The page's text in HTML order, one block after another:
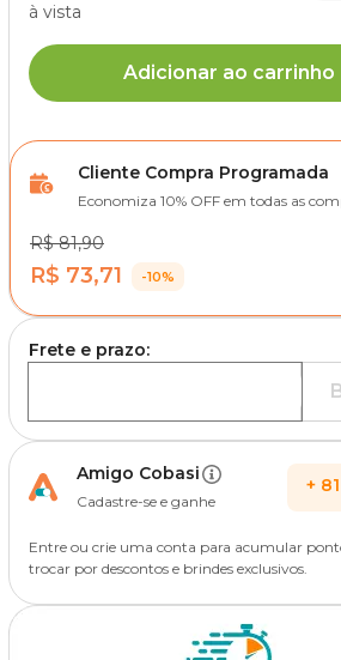
à vista
Adicionar ao carrinho
Cliente Compra Programada
Economiza 10% OFF em todas as
R$ 81,90
R$ 73,71 -10%
Frete e prazo:
Amigo Cobasi
Cadastre-se e ganhe
+ 81
Entre ou crie uma conta para acumular
trocar por descontos e brindes exclusivos.